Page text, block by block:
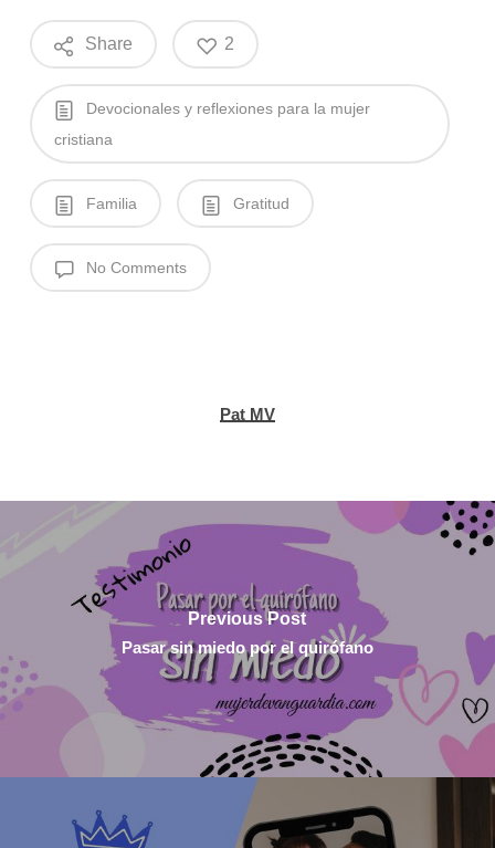
Share 2
Devocionales y reflexiones para la mujer
cristiana
Familia Gratitud
No Comments
Pat MV
Previous Post
Pasar sin miedo por el quirófano